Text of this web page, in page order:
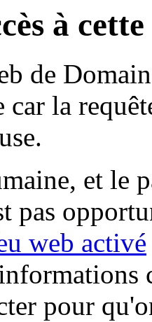
à
de
car la
et le
pas
web activé
pour